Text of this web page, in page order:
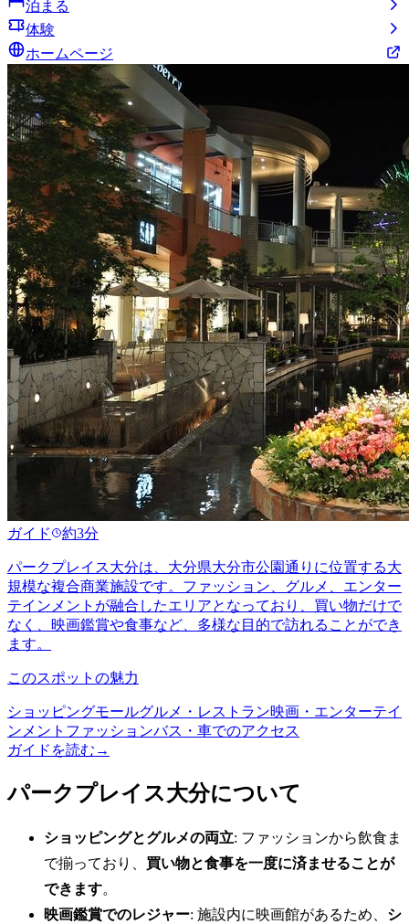
泊まる
体験
ホームページ
ガイド 約3分
パークプレイス大分は、大分県大分市公園通りに位置する大
規模な複合商業施設です。ファッション、グルメ、エンター
テインメントが融合したエリアとなっており、買い物だけで
なく、映画鑑賞や食事など、多様な目的で訪れることができ
ます。
このスポットの魅力
ショッピングモールグルメ・レストラン映画・エンターテイ
ンメント ファッションバス・車でのアクセス
ガイドを読む →
パークプレイス大分について
ショッピングとグルメの両立: ファッションから飲食ま
で揃っており、 買い物と食事を一度に済ませることが
できます。
映画鑑賞でのレジャー: 施設内に映画館があるため、 シ